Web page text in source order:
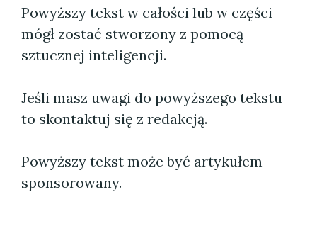
Powyższy tekst w całości lub w części
mógł zostać stworzony z pomocą
sztucznej inteligencji.
Jeśli masz uwagi do powyższego tekstu
to skontaktuj się z redakcją.
Powyższy tekst może być artykułem
sponsorowany.